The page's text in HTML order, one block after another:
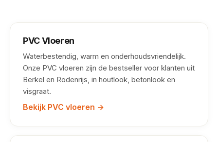
PVC Vloeren
Waterbestendig, warm en onderhoudsvriendelijk.
Onze PVC vloeren zijn de bestseller voor klanten uit
Berkel en Rodenrijs, in houtlook, betonlook en
visgraat.
Bekijk PVC vloeren →